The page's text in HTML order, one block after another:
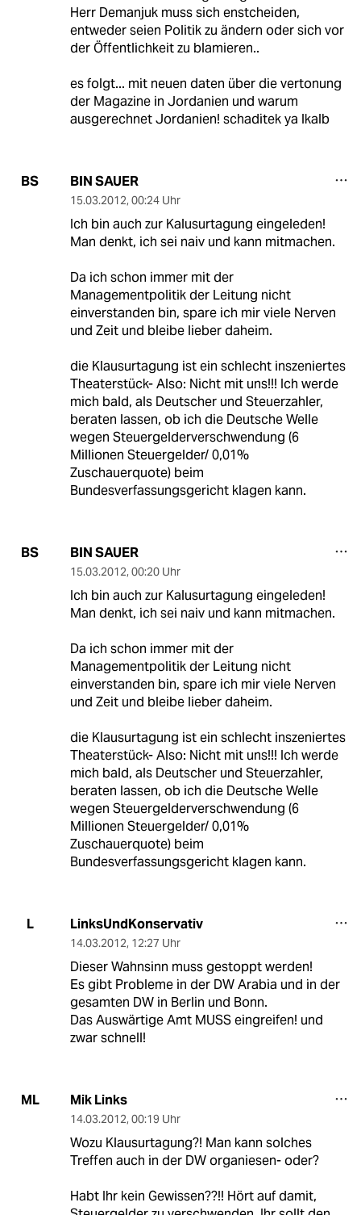
Herr Demanjuk muss sich enstcheiden,
entweder seien Politik zu ändern oder sich vor
der Öffentlichkeit zu blamieren..
es folgt... mit neuen daten über die vertonung
der Magazine in Jordanien und warum
ausgerechnet Jordanien! schaditek ya lkalb
BS BIN SAUER
15.03.2012, 00:24 Uhr
Ich bin auch zur Kalusurtagung eingeleden!
Man denkt, ich sei naiv und kann mitmachen.
Da ich schon immer mit der
Managementpolitik der Leitung nicht
einverstanden bin, spare ich mir viele Nerven
und Zeit und bleibe lieber daheim.
die Klausurtagung ist ein schlecht inszeniertes
Theaterstück- Also: Nicht mit uns!!! Ich werde
mich bald, als Deutscher und Steuerzahler,
beraten lassen, ob ich die Deutsche Welle
wegen Steuergelderverschwendung (6
Millionen Steuergelder/ 0,01%
Zuschauerquote) beim
Bundesverfassungsgericht klagen kann.
BS BIN SAUER
15.03.2012, 00:20 Uhr
Ich bin auch zur Kalusurtagung eingeleden!
Man denkt, ich sei naiv und kann mitmachen.
Da ich schon immer mit der
Managementpolitik der Leitung nicht
einverstanden bin, spare ich mir viele Nerven
und Zeit und bleibe lieber daheim.
die Klausurtagung ist ein schlecht inszeniertes
Theaterstück- Also: Nicht mit uns!!! Ich werde
mich bald, als Deutscher und Steuerzahler,
beraten lassen, ob ich die Deutsche Welle
wegen Steuergelderverschwendung (6
Millionen Steuergelder/ 0,01%
Zuschauerquote) beim
Bundesverfassungsgericht klagen kann.
L LinksUndKonservativ
14.03.2012, 12:27 Uhr
Dieser Wahnsinn muss gestoppt werden!
Es gibt Probleme in der DW Arabia und in der
gesamten DW in Berlin und Bonn.
Das Auswärtige Amt MUSS eingreifen! und
zwar schnell!
ML Mik Links
14.03.2012, 00:19 Uhr
Wozu Klausurtagung?! Man kann solches
Treffen auch in der DW organiesen- oder?
Habt Ihr kein Gewissen??!! Hört auf damit,